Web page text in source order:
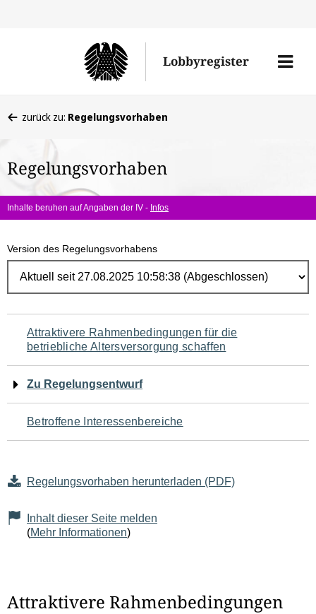
Lobbyregister
Menü
befinden
hier:
zurück zu: Regelungsvorhaben
Regelungsvorhaben
Inhalte beruhen auf Angaben der IV - Infos
Version des Regelungsvorhabens
Navigation
für
den
Seiteninhalt
Attraktivere Rahmenbedingungen für die
betriebliche Altersversorgung schaffen
Zu Regelungsentwurf
Betroffene Interessenbereiche
Regelungsvorhaben herunterladen (PDF)
Inhalt dieser Seite melden
(Mehr Informationen)
Attraktivere Rahmenbedingungen